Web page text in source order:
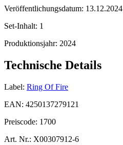
Veröffentlichungsdatum: 13.12.2024
Set-Inhalt: 1
Produktionsjahr: 2024
Technische Details
Label: Ring Of Fire
EAN: 4250137279121
Preiscode: 1700
Art. Nr.: X00307912-6